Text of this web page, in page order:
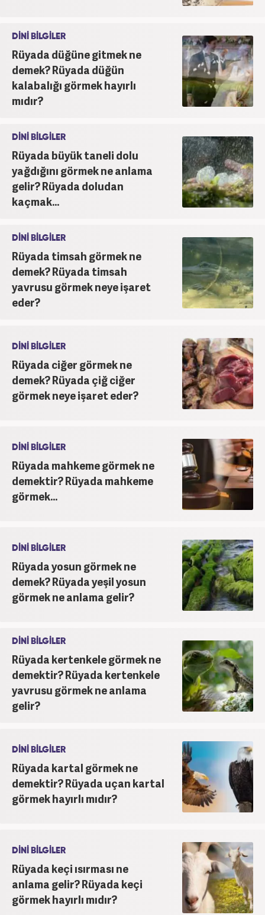
DİNİ BİLGİLER
Rüyada düğüne gitmek ne
demek? Rüyada düğün
kalabalığı görmek hayırlı
mıdır?
DİNİ BİLGİLER
Rüyada büyük taneli dolu
yağdığını görmek ne anlama
gelir? Rüyada doludan
kaçmak...
DİNİ BİLGİLER
Rüyada timsah görmek ne
demek? Rüyada timsah
yavrusu görmek neye işaret
eder?
DİNİ BİLGİLER
Rüyada ciğer görmek ne
demek? Rüyada çiğ ciğer
görmek neye işaret eder?
DİNİ BİLGİLER
Rüyada mahkeme görmek ne
demektir? Rüyada mahkeme
görmek...
DİNİ BİLGİLER
Rüyada yosun görmek ne
demek? Rüyada yeşil yosun
görmek ne anlama gelir?
DİNİ BİLGİLER
Rüyada kertenkele görmek ne
demektir? Rüyada kertenkele
yavrusu görmek ne anlama
gelir?
DİNİ BİLGİLER
Rüyada kartal görmek ne
demektir? Rüyada uçan kartal
görmek hayırlı mıdır?
DİNİ BİLGİLER
Rüyada keçi ısırması ne
anlama gelir? Rüyada keçi
görmek hayırlı mıdır?